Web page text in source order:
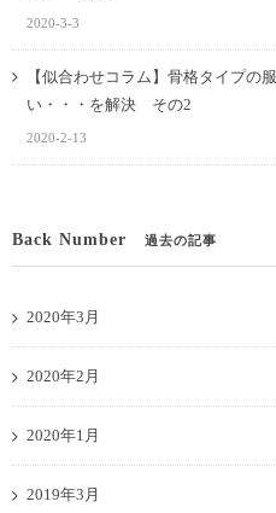
2020-3-3
【似合わせコラム】骨格タイプの
い・・・を解決 その2
2020-2-13
Back Number 過去の記事
2020年3月
2020年2月
2020年1月
2019年3月